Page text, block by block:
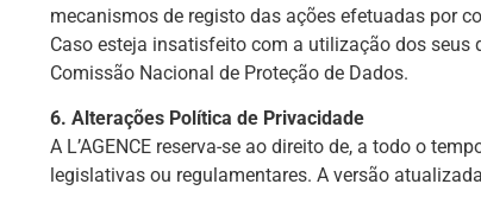
mecanismos de registo das ações efetuadas por
Caso esteja insatisfeito com a utilização dos seus
Comissão Nacional de Proteção de Dados.
6. Alterações Política de Privacidade
A L’AGENCE reserva-se ao direito de, a todo o
legislativas ou regulamentares. A versão